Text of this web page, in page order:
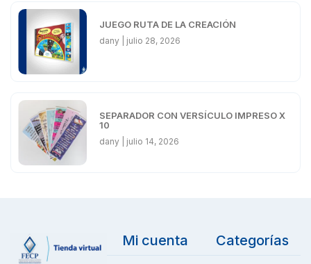
JUEGO RUTA DE LA CREACIÓN
dany julio 28, 2026
SEPARADOR CON VERSÍCULO IMPRESO X
10
dany julio 14, 2026
Mi cuenta Categorías